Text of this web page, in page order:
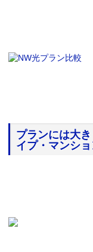
プランには大
イプ・マンショ